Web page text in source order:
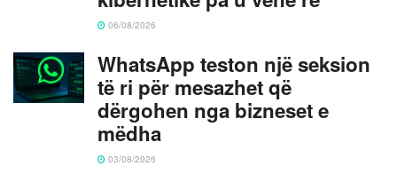
06/08/2026
WhatsApp teston një seksion
të ri për mesazhet që
dërgohen nga bizneset e
mëdha
03/08/2026